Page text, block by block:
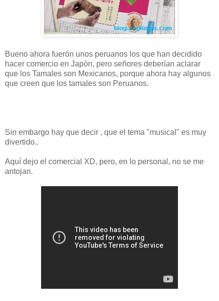
Bueno ahora fuerón unos peruanos los que han decidido
hacer comercio en Japón, pero señores deberían aclarar
que los Tamales son Mexicanos, porque ahora hay algunos
que creen que los tamales son Peruanos.
Sin embargo hay que decir , que el tema "musical" es muy
divertido..
Aquí dejo el comercial XD, pero, en lo personal, no se me
antojan.